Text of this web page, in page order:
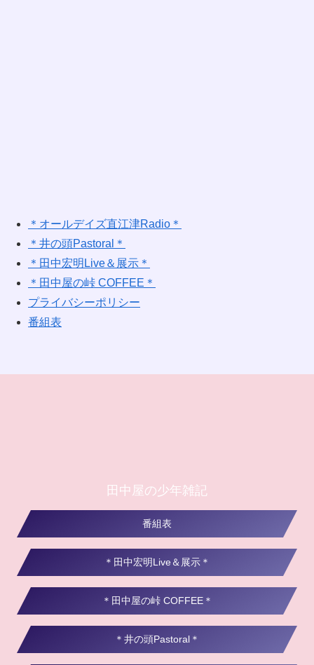
＊オールデイズ直江津Radio＊
＊井の頭Pastoral＊
＊田中宏明Live＆展示＊
＊田中屋の峠 COFFEE＊
プライバシーポリシー
番組表
田中屋の少年雑記
番組表
＊田中宏明Live＆展示＊
＊田中屋の峠 COFFEE＊
＊井の頭Pastoral＊